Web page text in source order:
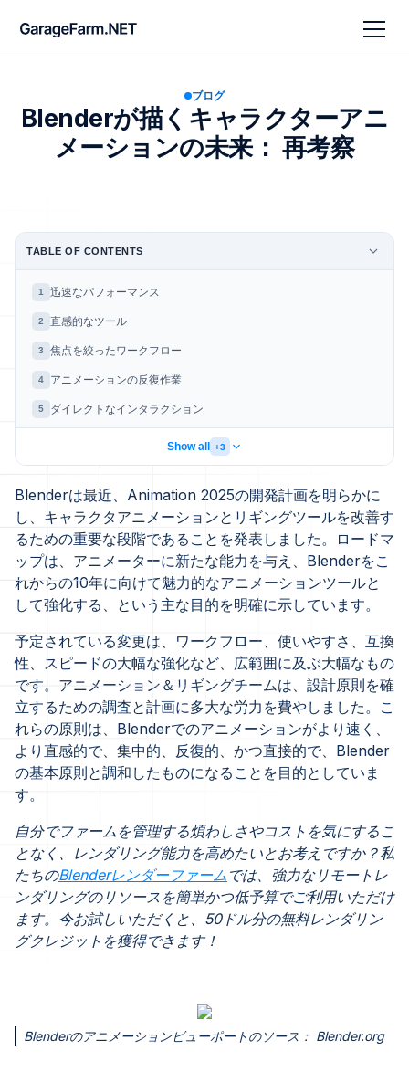
ブログ
Blenderが描くキャラクターアニ
メーションの未来： 再考察
Blenderは最近、Animation 2025の開発計画を明らかに
し、キャラクタアニメーションとリギングツールを改善す
るための重要な段階であることを発表しました。ロードマ
ップは、アニメーターに新たな能力を与え、Blenderをこ
れからの10年に向けて魅力的なアニメーションツールと
して強化する、という主な目的を明確に示しています。
予定されている変更は、ワークフロー、使いやすさ、互換
性、スピードの大幅な強化など、広範囲に及ぶ大幅なもの
です。アニメーション＆リギングチームは、設計原則を確
立するための調査と計画に多大な労力を費やしました。こ
れらの原則は、Blenderでのアニメーションがより速く、
より直感的で、集中的、反復的、かつ直接的で、Blender
の基本原則と調和したものになることを目的としていま
す。
自分でファームを管理する煩わしさやコストを気にするこ
となく、レンダリング能力を高めたいとお考えですか？私
たちのBlenderレンダーファーム では、強力なリモートレ
ンダリングのリソースを簡単かつ低予算でご利用いただけ
ます。今お試しいただくと、50ドル分の無料レンダリン
グクレジットを獲得できます！
Blenderのアニメーションビューポートのソース： Blender.org
TABLE OF CONTENTS
1 迅速なパフォーマンス
2 直感的なツール
3 焦点を絞ったワークフロー
4 アニメーションの反復作業
5 ダイレクトなインタラクション
Show all +3